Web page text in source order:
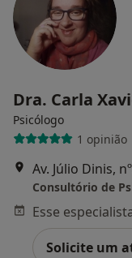
Dra. Carla
Psicólogo
1 opinião
Av. Júlio Dinis,
Consultório de
Solicite um